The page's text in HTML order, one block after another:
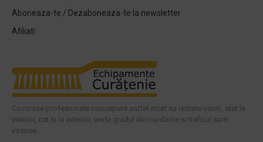
Aboneaza-te / Dezaboneaza-te la newsletter
Afiliati
Covorase profesionale concepute astfel incat sa reziste uzurii, atat la
interior, cat si la exterior, unde gradul de murdarire si traficul sunt
intense.